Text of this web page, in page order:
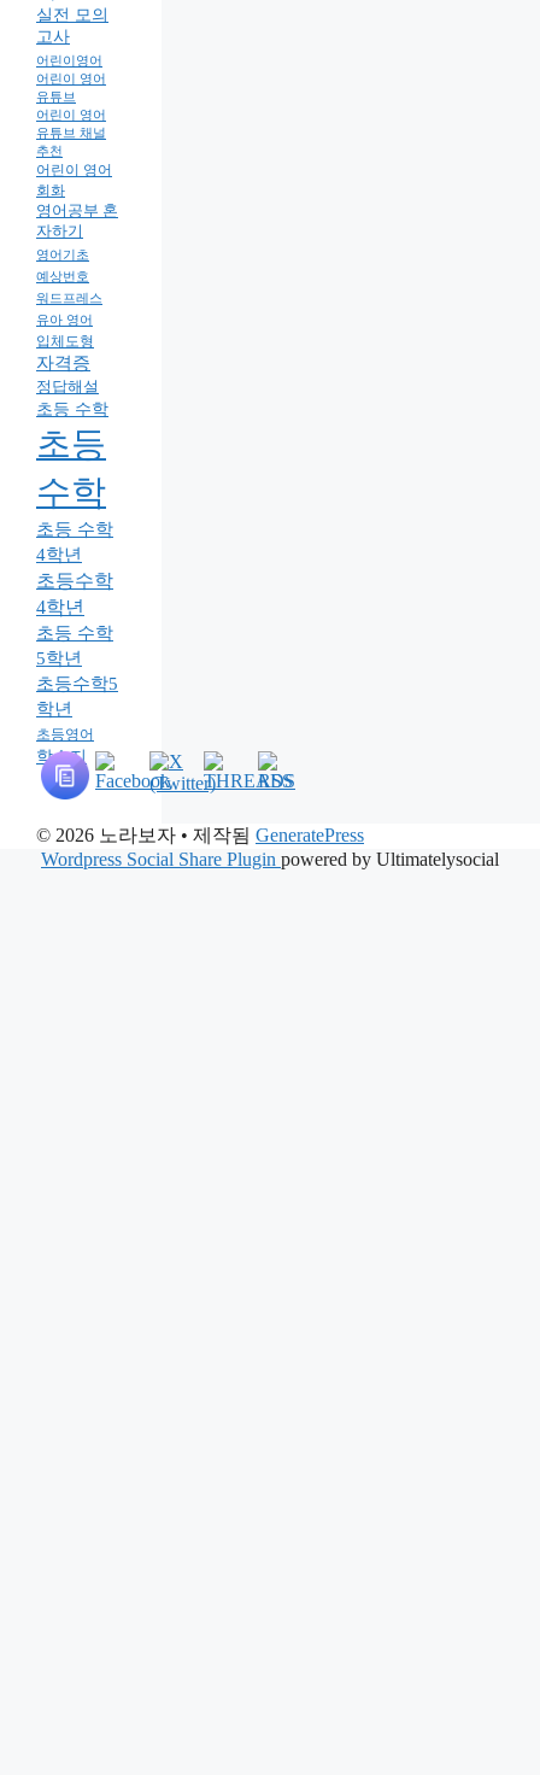
실전 모의
고사
어린이영어
어린이 영어
유튜브
어린이 영어
유튜브 채널
추천
어린이 영어
회화
영어공부 혼
자하기
영어기초
예상번호
워드프레스
유아 영어
입체도형
자격증
정답해설
초등 수학
초등
수학
초등 수학
4학년
초등수학
4학년
초등 수학
5학년
초등수학5
학년
초등영어
학습지
© 2026 노라보자 • 제작됨 GeneratePress
Wordpress Social Share Plugin powered by Ultimatelysocial